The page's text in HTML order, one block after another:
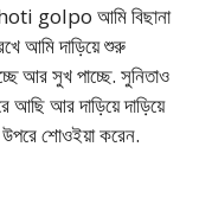
golpo আমি বিছানা
আমি দাড়িয়ে শুরু
আর সুখ পাচ্ছে. সুনিতাও
আছি আর দাড়িয়ে দাড়িয়ে
উপরে শোওইয়া করেন.